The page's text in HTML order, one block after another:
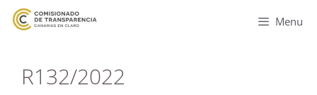
Menu
R132/2022